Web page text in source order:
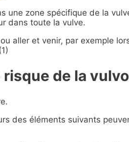
une zone spécifique de la
dans toute la vulve.
aller et venir, par exemple
de la
des éléments suivants